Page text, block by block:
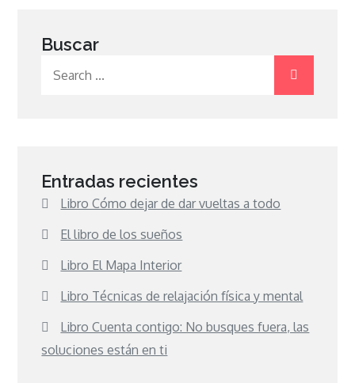
Buscar
Entradas recientes
Libro Cómo dejar de dar vueltas a todo
El libro de los sueños
Libro El Mapa Interior
Libro Técnicas de relajación física y mental
Libro Cuenta contigo: No busques fuera, las
soluciones están en ti